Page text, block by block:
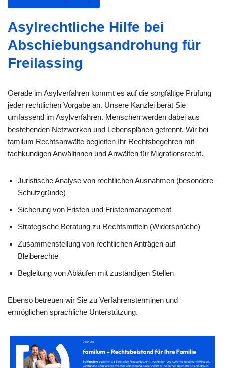
Asylrechtliche Hilfe bei
Abschiebungsandrohung für
Freilassing
Gerade im Asylverfahren kommt es auf die sorgfältige Prüfung
jeder rechtlichen Vorgabe an. Unsere Kanzlei berät Sie
umfassend im Asylverfahren. Menschen werden dabei aus
bestehenden Netzwerken und Lebensplänen getrennt. Wir bei
familum Rechtsanwälte begleiten Ihr Rechtsbegehren mit
fachkundigen Anwältinnen und Anwälten für Migrationsrecht.
Juristische Analyse von rechtlichen Ausnahmen (besondere
Schutzgründe)
Sicherung von Fristen und Fristenmanagement
Strategische Beratung zu Rechtsmitteln (Widersprüche)
Zusammenstellung von rechtlichen Anträgen auf
Bleiberechte
Begleitung von Abläufen mit zuständigen Stellen
Ebenso betreuen wir Sie zu Verfahrensterminen und
ermöglichen sprachliche Unterstützung.